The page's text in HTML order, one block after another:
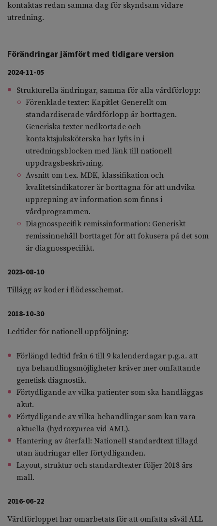
kontaktas redan samma dag för skyndsam vidare
utredning.
Förändringar jämfört med tidigare version
2024-11-05
Strukturella ändringar, samma för alla vårdförlopp:
Förenklade texter: Kapitlet Generellt om
standardiserade vårdförlopp är borttagen.
Generiska texter nedkortade och
kontaktsjuksköterska har lyfts in i
utredningsblocken med länk till nationell
uppdragsbeskrivning.
Avsnitt om t.ex. MDK, klassifikation och
kvalitetsindikatorer är borttagna för att undvika
upprepning av information som finns i
vårdprogrammen.
Diagnosspecifik remissinformation: Generiskt
remissinnehåll borttaget för att fokusera på det som
är diagnosspecifikt.
2023-08-10
Tillägg av koder i flödesschemat.
2018-10-30
Ledtider för nationell uppföljning:
Förlängd ledtid från 6 till 9 kalenderdagar p.g.a. att
nya behandlingsmöjligheter kräver mer omfattande
genetisk diagnostik.
Förtydligande av vilka patienter som ska handläggas
akut.
Förtydligande av vilka behandlingar som kan vara
aktuella (hydroxyurea vid AML).
Hantering av återfall: Nationell standardtext tillagd
utan ändringar eller förtydliganden.
Layout, struktur och standardtexter följer 2018 års
mall.
2016-06-22
Vårdförloppet har omarbetats för att omfatta såväl ALL